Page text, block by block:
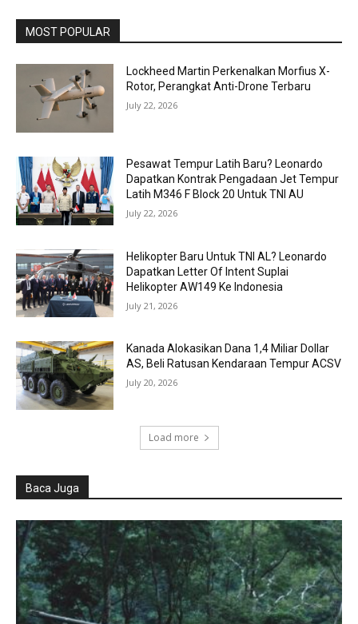
MOST POPULAR
Lockheed Martin Perkenalkan Morfius X-
Rotor, Perangkat Anti-Drone Terbaru
July 22, 2026
Pesawat Tempur Latih Baru? Leonardo
Dapatkan Kontrak Pengadaan Jet Tempur
Latih M346 F Block 20 Untuk TNI AU
July 22, 2026
Helikopter Baru Untuk TNI AL? Leonardo
Dapatkan Letter Of Intent Suplai
Helikopter AW149 Ke Indonesia
July 21, 2026
Kanada Alokasikan Dana 1,4 Miliar Dollar
AS, Beli Ratusan Kendaraan Tempur ACSV
July 20, 2026
Load more
Baca Juga